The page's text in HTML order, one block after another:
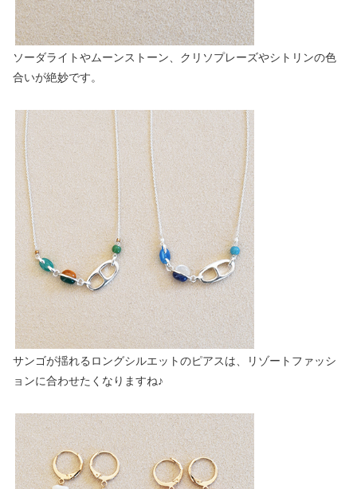
ソーダライトやムーンストーン、クリソプレーズやシトリンの色
合いが絶妙です。
サンゴが揺れるロングシルエットのピアスは、リゾートファッシ
ョンに合わせたくなりますね♪